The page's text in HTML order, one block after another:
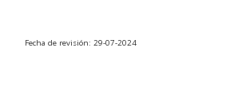
Fecha de revisión: 29-07-2024